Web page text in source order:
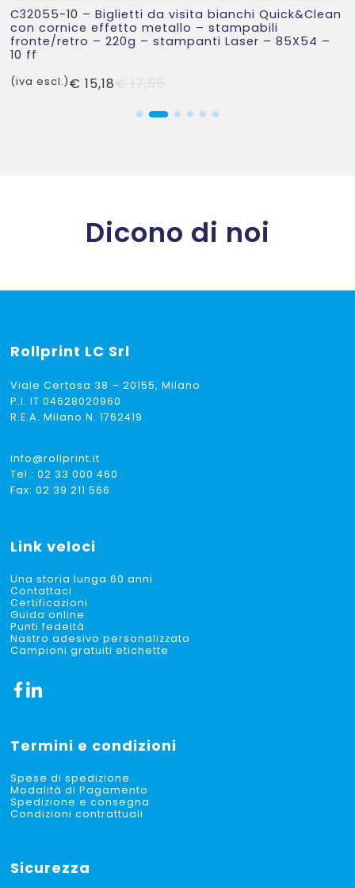
C32055-10 – Biglietti da visita bianchi Quick&Clean
con cornice effetto metallo – stampabili
fronte/retro – 220g – stampanti Laser – 85X54 –
10 ff
originale
€ 15,18
attuale
(iva escl.)
Dicono di noi
Rollprint LC Srl
Viale Certosa 38 – 20155, Milano
P.I. IT 04628020960
R.E.A. Milano N. 1762419
info@rollprint.it
Tel.:02 33 000 460
Fax: 02 39 211 566
Link veloci
Una storia lunga 60 anni
Contattaci
Certificazioni
Guida online
Punti fedeltà
Nastro adesivo personalizzato
Campioni gratuiti etichette
Termini e condizioni
Spese di spedizione
Modalità di Pagamento
Spedizione e consegna
Condizioni contrattuali
Sicurezza